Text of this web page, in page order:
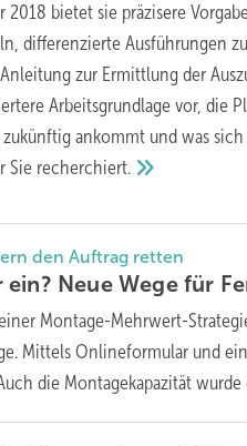
2018 bietet sie präzisere
differenzierte Ausführungen
zur Ermittlung der
Arbeitsgrundlage vor, die
ankommt und was
Sie recherchiert.
den Auftrag retten
Neue Wege für
Montage-Mehrwert-
Mittels Onlineformular und
die Montagekapazität